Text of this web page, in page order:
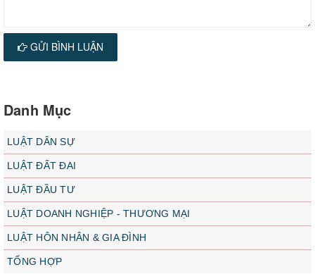
GỬI BÌNH LUẬN
Danh Mục
LUẬT DÂN SỰ
LUẬT ĐẤT ĐAI
LUẬT ĐẦU TƯ
LUẬT DOANH NGHIỆP - THƯƠNG MẠI
LUẬT HÔN NHÂN & GIA ĐÌNH
TỔNG HỢP